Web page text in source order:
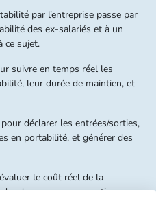
par l’entreprise passe par
des ex-salariés et à un
ce sujet.
suivre en temps réel les
leur durée de maintien, et
pour déclarer les entrées/sorties,
en portabilité, et générer des
le coût réel de la
des mesures correctives.